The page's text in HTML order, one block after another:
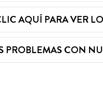
AQUÍ PARA VER
PROBLEMAS CON